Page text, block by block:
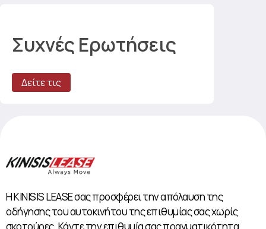
Συχνές Ερωτήσεις
Δείτε τις
Η KINISIS LEASE σας προσφέρει την απόλαυση της
οδήγησης του αυτοκινήτου της επιθυμίας σας χωρίς